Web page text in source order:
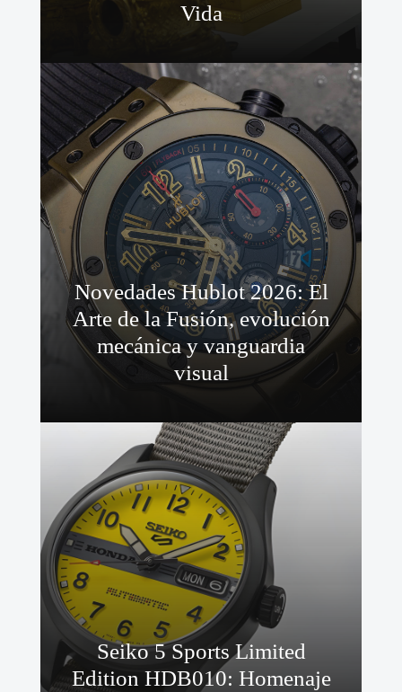
Vida
Novedades Hublot 2026: El
Arte de la Fusión, evolución
mecánica y vanguardia
visual
Seiko 5 Sports Limited
Edition HDB010: Homenaje